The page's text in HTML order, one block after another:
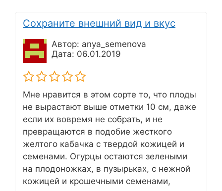
Сохраните внешний вид и вкус
Автор: anya_semenova
Дата: 06.01.2019
Мне нравится в этом сорте то, что плоды
не вырастают выше отметки 10 см, даже
если их вовремя не собрать, и не
превращаются в подобие жесткого
желтого кабачка с твердой кожицей и
семенами. Огурцы остаются зелеными
на плодоножках, в пузырьках, с нежной
кожицей и крошечными семенами,